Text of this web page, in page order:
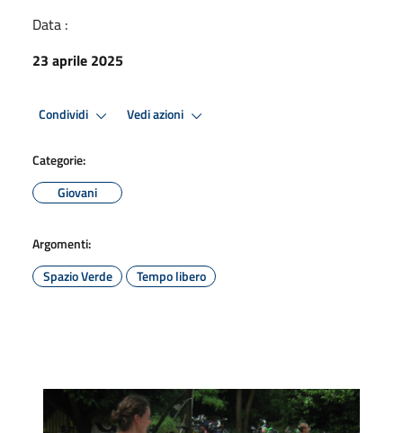
Data :
23 aprile 2025
Condividi Vedi azioni
Categorie:
Giovani
Argomenti:
Spazio Verde
Tempo libero